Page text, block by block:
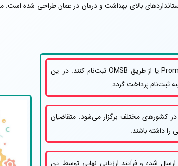
بالای بهداشت و درمان در عمان طراحی شده است.
متقاضیان ابتدا باید برای آزمون در سایت رسمی Prometric یا از طریق OMSB ثبت‌نام کنند. در این
ثبت‌نام پرداخت گردد.
کشورهای مختلف برگزار می‌شود. متقاضیان
را داشته باشند.
پس از موفقیت در آزمون پرومتریک، نتایج به OMSB ارسال شده و فرآیند ارزیابی نهایی توسط این